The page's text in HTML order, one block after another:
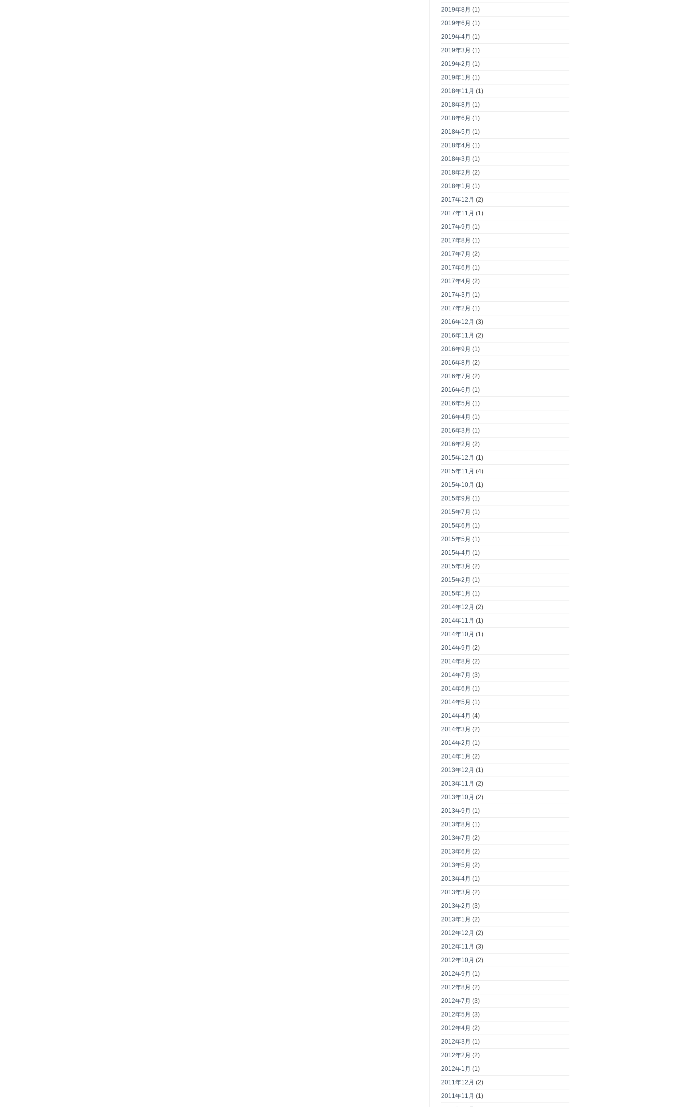
2019年8月 (1)
2019年6月 (1)
2019年4月 (1)
2019年3月 (1)
2019年2月 (1)
2019年1月 (1)
2018年11月 (1)
2018年8月 (1)
2018年6月 (1)
2018年5月 (1)
2018年4月 (1)
2018年3月 (1)
2018年2月 (2)
2018年1月 (1)
2017年12月 (2)
2017年11月 (1)
2017年9月 (1)
2017年8月 (1)
2017年7月 (2)
2017年6月 (1)
2017年4月 (2)
2017年3月 (1)
2017年2月 (1)
2016年12月 (3)
2016年11月 (2)
2016年9月 (1)
2016年8月 (2)
2016年7月 (2)
2016年6月 (1)
2016年5月 (1)
2016年4月 (1)
2016年3月 (1)
2016年2月 (2)
2015年12月 (1)
2015年11月 (4)
2015年10月 (1)
2015年9月 (1)
2015年7月 (1)
2015年6月 (1)
2015年5月 (1)
2015年4月 (1)
2015年3月 (2)
2015年2月 (1)
2015年1月 (1)
2014年12月 (2)
2014年11月 (1)
2014年10月 (1)
2014年9月 (2)
2014年8月 (2)
2014年7月 (3)
2014年6月 (1)
2014年5月 (1)
2014年4月 (4)
2014年3月 (2)
2014年2月 (1)
2014年1月 (2)
2013年12月 (1)
2013年11月 (2)
2013年10月 (2)
2013年9月 (1)
2013年8月 (1)
2013年7月 (2)
2013年6月 (2)
2013年5月 (2)
2013年4月 (1)
2013年3月 (2)
2013年2月 (3)
2013年1月 (2)
2012年12月 (2)
2012年11月 (3)
2012年10月 (2)
2012年9月 (1)
2012年8月 (2)
2012年7月 (3)
2012年5月 (3)
2012年4月 (2)
2012年3月 (1)
2012年2月 (2)
2012年1月 (1)
2011年12月 (2)
2011年11月 (1)